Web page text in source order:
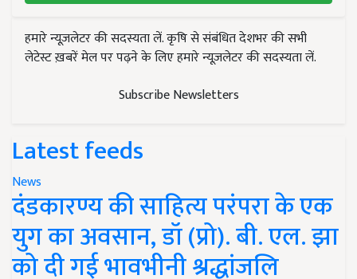
हमारे न्यूज़लेटर की सदस्यता लें. कृषि से संबंधित देशभर की सभी
लेटेस्ट ख़बरें मेल पर पढ़ने के लिए हमारे न्यूज़लेटर की सदस्यता लें.
Subscribe Newsletters
Latest feeds
News
दंडकारण्य की साहित्य परंपरा के एक
युग का अवसान, डॉ (प्रो). बी. एल. झा
को दी गई भावभीनी श्रद्धांजलि